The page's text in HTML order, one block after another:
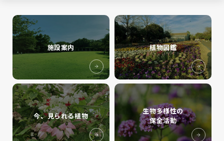
施設案内 植物図鑑
今、見られる植物
生物多様性の
保全活動